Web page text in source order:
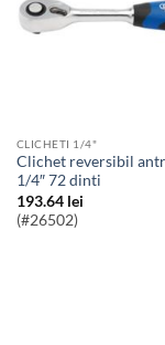
CLICHETI 1/4"
Clichet reversibil antrenare
1/4″ 72 dinti
193.64 lei
(#26502)